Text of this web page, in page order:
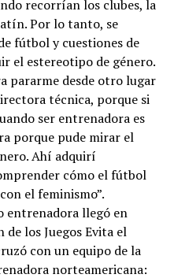
recorrían los clubes, la
Por lo tanto, se
fútbol y cuestiones de
el estereotipo de género.
pararme desde otro lugar
técnica, porque si
ser entrenadora es
porque pude mirar el
Ahí adquirí
cómo el fútbol
el feminismo”.
entrenadora llegó en
los Juegos Evita el
con un equipo de la
norteamericana: